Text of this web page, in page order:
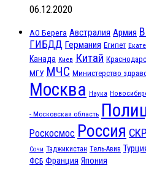
06.12.2020
АО Берега Австралия Армия
ГИБДД Германия Египет
Канада Киев Китай
МГУ МЧС Министерство
Москва Наука
- Московская область
Роскосмос Россия СКР
Сочи Таджикистан Тель-Авив
ФСБ Франция Япония